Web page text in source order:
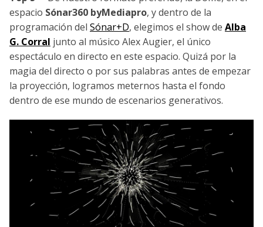
espacio Sónar360 byMediapro, y dentro de la
programación del Sónar+D, elegimos el show de Alba
G. Corral junto al músico Alex Augier, el único
espectáculo en directo en este espacio. Quizá por la
magia del directo o por sus palabras antes de empezar
la proyección, logramos meternos hasta el fondo
dentro de ese mundo de escenarios generativos.